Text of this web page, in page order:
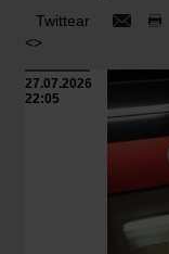
Twittear
<>
27.07.2026
22:05